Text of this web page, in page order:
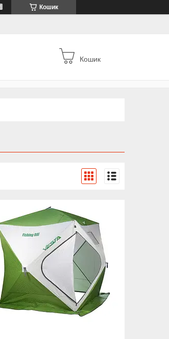
Кошик
Кошик